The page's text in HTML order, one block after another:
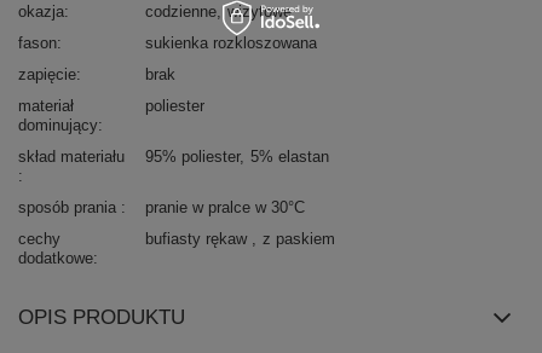
okazja
codzienne wizytowe
fason
sukienka rozkloszowana
zapięcie
brak
materiał
dominujący
poliester
skład materiału 95% poliester 5% elastan
sposób prania
pranie w pralce w 30°C
cechy
dodatkowe
bufiasty rękaw z paskiem
OPIS PRODUKTU